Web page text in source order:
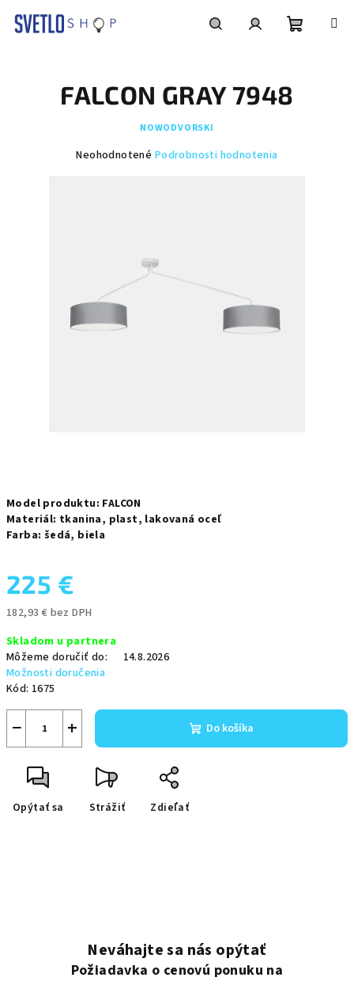
Model produktu: FALCON
Materiál: tkanina, plast, lakovaná oceľ
Farba: šedá, biela
225 €
182,93 € bez DPH
cena:
Skladom u partnera
Môžeme doručiť do:
14.8.2026
Možnosti doručenia
Kód: 1675
+
− Do košíka
Opýtať sa Strážiť Zdieľať
FALCON GRAY 7948
NOWODVORSKI
Priemerné
Neohodnotené Podrobnosti hodnotenia
Neváhajte sa nás opýtať
Požiadavka o cenovú ponuku na